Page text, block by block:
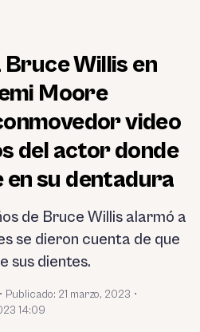
Bruce Willis en
Moore
video
del actor donde
en su dentadura
de Bruce Willis alarmó a
se dieron cuenta de que
sus dientes.
• Publicado: 21 marzo, 2023 •
14:09